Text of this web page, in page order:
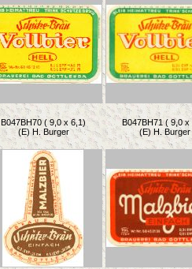
B047BH70 ( 9,0 x 6,1)
(E) H. Burger
B047BH71 ( 9,0 x
(E) H. Burger